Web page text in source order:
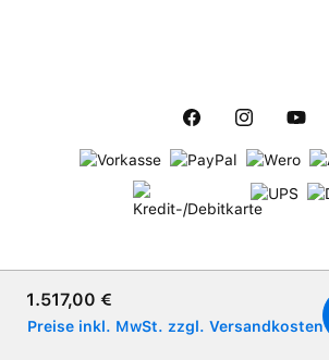
Verkaufspreis:
1.517,00 €
Preise inkl. MwSt. zzgl. Versandkosten